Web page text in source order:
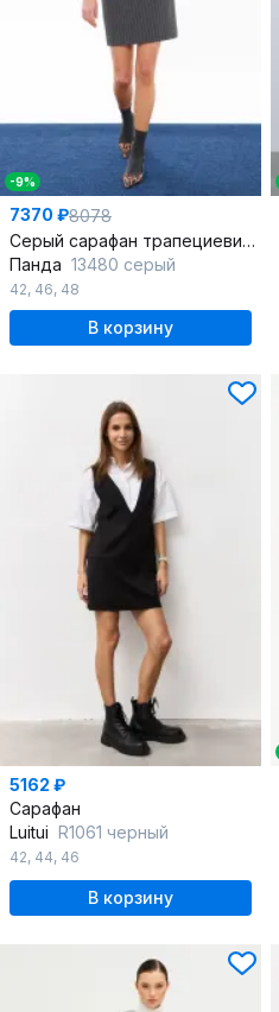
-9%
7370 ₽8078
Серый сарафан трапециевидной формы из поливискозы с вытачками
Панда 13480 серый
42, 46, 48
В корзину
5162 ₽
Сарафан
Luitui R1061 черный
42, 44, 46
В корзину